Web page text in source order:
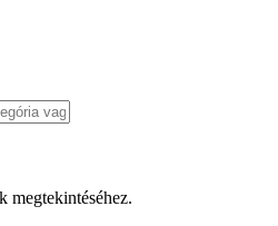
megtekintéséhez.